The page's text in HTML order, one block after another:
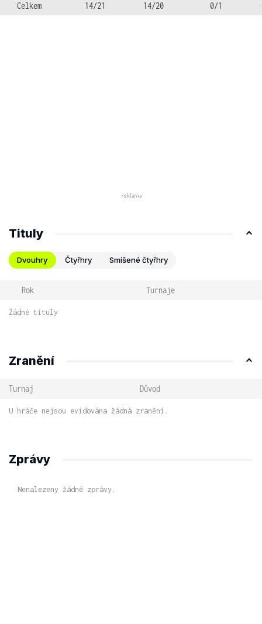
Celkem
14/21 14/20 0/1
Tituly
Dvouhry Čtyřhry Smíšené čtyřhry
Rok Turnaje
Žádné tituly
Zranění
Turnaj Důvod
U hráče nejsou evidována žádná zranění.
Zprávy
Nenalezeny žádné zprávy.